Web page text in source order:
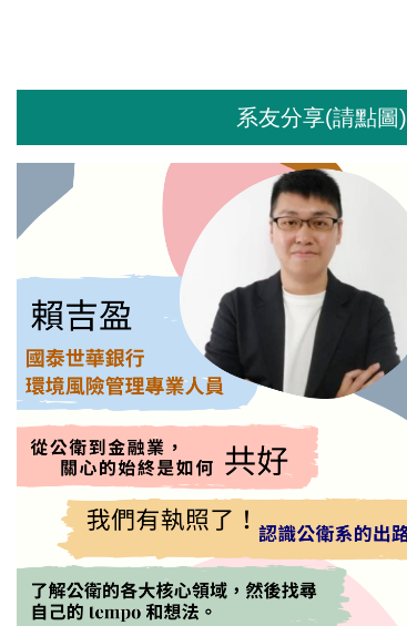
系友分享(請點圖)